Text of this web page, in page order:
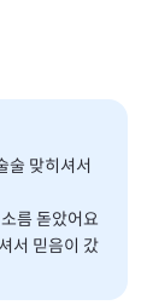
술 맞히셔서
름 돋았어요
서 믿음이 갔